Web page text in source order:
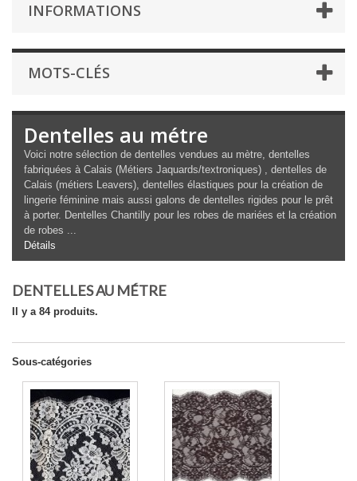
INFORMATIONS
MOTS-CLÉS
Dentelles au métre
Voici notre sélection de dentelles vendues au mètre, dentelles
fabriquées à Calais (Métiers Jaquards/textroniques) , dentelles de
Calais (métiers Leavers), dentelles élastiques pour la création de
lingerie féminine mais aussi galons de dentelles rigides pour le prêt
à porter. Dentelles Chantilly pour les robes de mariées et la création
de robes ...
Détails
DENTELLES AU MÉTRE
Il y a 84 produits.
Sous-catégories